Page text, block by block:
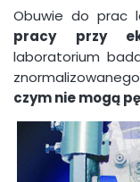
Obuwie do prac
pracy przy
laboratorium
znormalizowanego
czym nie mogą